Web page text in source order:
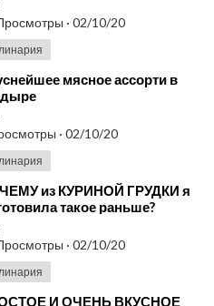
· 02/10/20
мясное ассорти в
· 02/10/20
из КУРИНОЙ ГРУДКИ я
такое раньше?
сразу! Мясное блюдо
случай
· 02/10/20
И ОЧЕНЬ ВКУСНОЕ